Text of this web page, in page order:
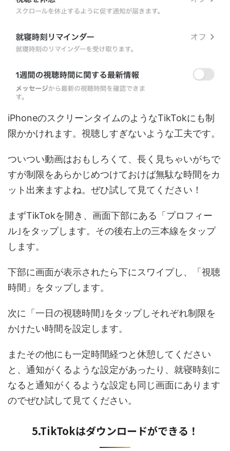
iPhoneのスクリーンタイムのようなTikTokにも制
限かかけれます。視聴しすぎないような工夫です。
ついつい動画はおもしろくて、長く見ちゃいがちで
すが制限をあらかじめつけておけば無駄な時間をカ
ット出来ますよね。ぜひ試して見てください！
まずTikTokを開き、画面下部にある「プロフィー
ル｣をタップします。その後右上の三本線をタップ
します。
下部に画面が表示されたら下にスワイプし、「視聴
時間」をタップします。
次に「一日の視聴時間｣をタップしそれぞれ制限を
かけたい時間を設定します。
またその他にも一定時間経つと休憩してください
と、通知がくるような設定があったり、就寝時刻に
なると通知がくるような設定も同じ画面にあります
のでぜひ試して見てください。
5.TikTokはダウンロードができる！